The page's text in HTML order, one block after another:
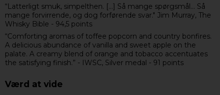
“Latterligt smuk, simpelthen. [...] Så mange spørgsmål... Så
mange forvirrende, og dog forførende svar." Jim Murray, The
Whisky Bible - 94,5 points
“Comforting aromas of toffee popcorn and country bonfires.
A delicious abundance of vanilla and sweet apple on the
palate. A creamy blend of orange and tobacco accentuates
the satisfying finish.” - IWSC, Silver medal - 91 points
Værd at vide